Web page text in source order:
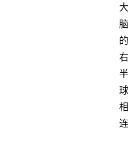
大
脑
的
右
半
球
相
连